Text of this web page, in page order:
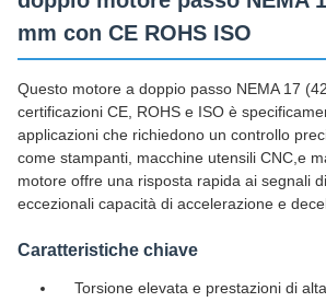
mm con CE ROHS ISO
Questo motore a doppio passo NEMA 17
certificazioni CE, ROHS e ISO è
applicazioni che richiedono un controllo
come stampanti, macchine utensili CNC,e
motore offre una risposta rapida ai segnali
eccezionali capacità di accelerazione e
Caratteristiche chiave
Torsione elevata e prestazioni di